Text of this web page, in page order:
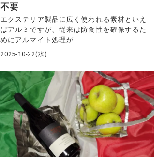
不要
エクステリア製品に広く使われる素材といえ
ばアルミですが、従来は防食性を確保するた
めにアルマイト処理が...
2025-10-22(水)